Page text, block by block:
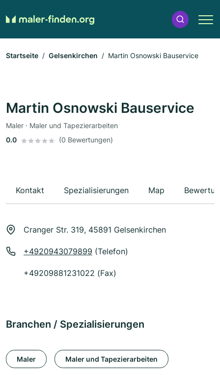
Startseite Gelsenkirchen Martin Osnowski Bauservice
Martin Osnowski Bauservice
Maler · Maler und Tapezierarbeiten
0.0
(0 Bewertungen)
Kontakt Spezialisierungen Map
Cranger Str. 319, 45891 Gelsenkirchen
+4920943079899 (Telefon)
+49209881231022 (Fax)
Branchen / Spezialisierungen
Maler Maler und Tapezierarbeiten